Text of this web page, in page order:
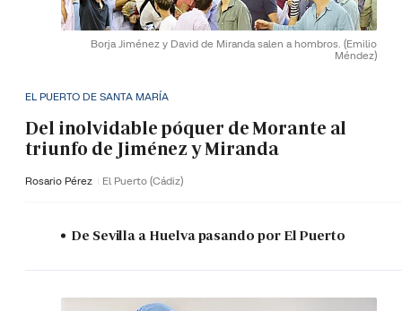
Borja Jiménez y David de Miranda salen a hombros. (Emilio
Méndez)
EL PUERTO DE SANTA MARÍA
Del inolvidable póquer de Morante al
triunfo de Jiménez y Miranda
Rosario Pérez El Puerto (Cádiz)
De Sevilla a Huelva pasando por El Puerto